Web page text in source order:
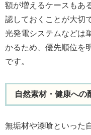
額が増えるケースもあ
認しておくことが大切
光発電システムなどは
かるため、優先順位を
です。
自然素材・健康への
無垢材や漆喰といった